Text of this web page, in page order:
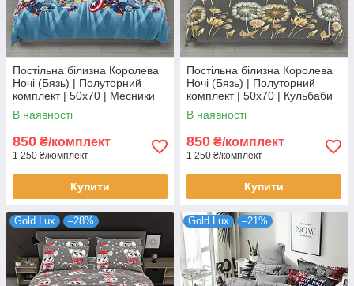
Постільна білизна Королева
Ночі (Бязь) | Полуторний
комплект | 50х70 | Месники
на блакитному
В наявності
850 ₴/комплект
1 250 ₴/комплект
Купити
Постільна білизна Королева
Ночі (Бязь) | Полуторний
комплект | 50х70 | Кульбаби
на сірому
В наявності
850 ₴/комплект
1 250 ₴/комплект
Купити
Gold Lux –28% Gold Lux –21%